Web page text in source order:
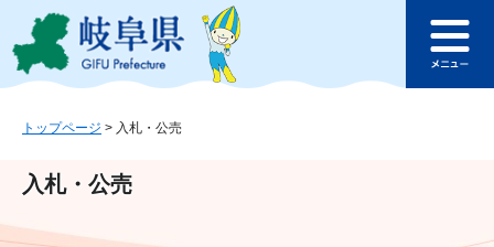
ジ
ュ
文
このページの本文へ
ュ
トップページ > 入札・公売
入札・公売